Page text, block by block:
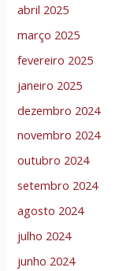
abril 2025
março 2025
fevereiro 2025
janeiro 2025
dezembro 2024
novembro 2024
outubro 2024
setembro 2024
agosto 2024
julho 2024
junho 2024